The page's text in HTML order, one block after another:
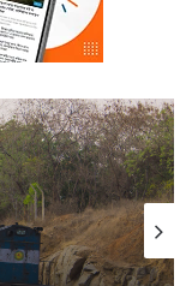
ও পশ্চিম মেদিনীপুরে
রয়েছে বলেই
২৪ পরগনাতেও।